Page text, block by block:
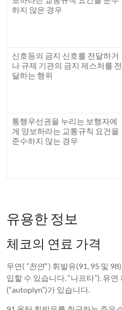
하지 않은 경우
신호등의 금지 신호를 전달하거
나 규제 기관의 금지 제스처를 전
달하는 행위
통행우선권을 누리는 보행자에
게 양보하라는 교통규칙 요건을
준수하지 않는 경우
유용한 정보
체코의 연료 가격
무연( “천연”) 휘발유(91, 95 및
입할 수 있습니다. “나프타”). 유
(“autoplyn”)가 있습니다.